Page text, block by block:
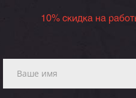
10% скидка на